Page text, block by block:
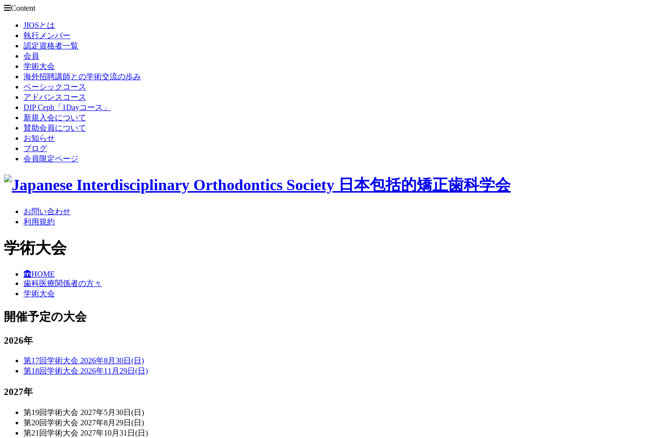
Content
JIOSとは
執行メンバー
認定資格者一覧
会員
学術大会
海外招聘講師との学術交流の歩み
ベーシックコース
アドバンスコース
DIP Ceph「1Dayコース」
新規入会について
賛助会員について
お知らせ
ブログ
会員限定ページ
お問い合わせ
利用規約
学術大会
HOME
歯科医療関係者の方々
学術大会
開催予定の大会
2026年
第17回学術大会 2026年8月30日(日)
第18回学術大会 2026年11月29日(日)
2027年
第19回学術大会 2027年5月30日(日)
第20回学術大会 2027年8月29日(日)
第21回学術大会 2027年10月31日(日)